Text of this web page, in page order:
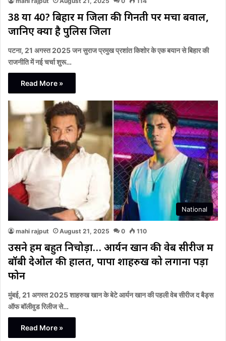
38 या 40? बिहार में जिलों की गिनती पर मचा बवाल,
जानिए क्या है पुलिस जिला
पटना, 21 अगस्त 2025 जन सुराज प्रमुख प्रशांत किशोर के एक बयान से बिहार की
राजनीति में नई चर्चा शुरू…
Read More »
National
mahi rajput August 21, 2025 0 110
उसने हमें बहुत निचोड़ा… आर्यन खान की वेब सीरीज में
बॉबी देओल की हालत, पापा शाहरुख को लगाना पड़ा
फोन
मुंबई, 21 अगस्त 2025 शाहरुख खान के बेटे आर्यन खान की पहली वेब सीरीज द बैड्स
ऑफ बॉलीवुड रिलीज से…
Read More »